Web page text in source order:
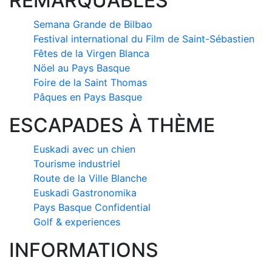
Semana Grande de Bilbao
Festival international du Film de Saint-Sébastien
Fêtes de la Virgen Blanca
Nöel au Pays Basque
Foire de la Saint Thomas
Pâques en Pays Basque
ESCAPADES À THÈME
Euskadi avec un chien
Tourisme industriel
Route de la Ville Blanche
Euskadi Gastronomika
Pays Basque Confidential
Golf & experiences
INFORMATIONS